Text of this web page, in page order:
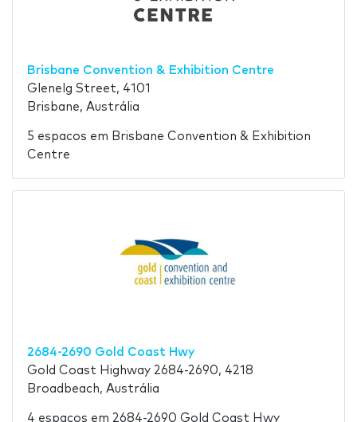
Brisbane Convention & Exhibition Centre
Glenelg Street, 4101
Brisbane, Austrália
5 espacos em Brisbane Convention & Exhibition
Centre
2684-2690 Gold Coast Hwy
Gold Coast Highway 2684-2690, 4218
Broadbeach, Austrália
4 espacos em 2684-2690 Gold Coast Hwy